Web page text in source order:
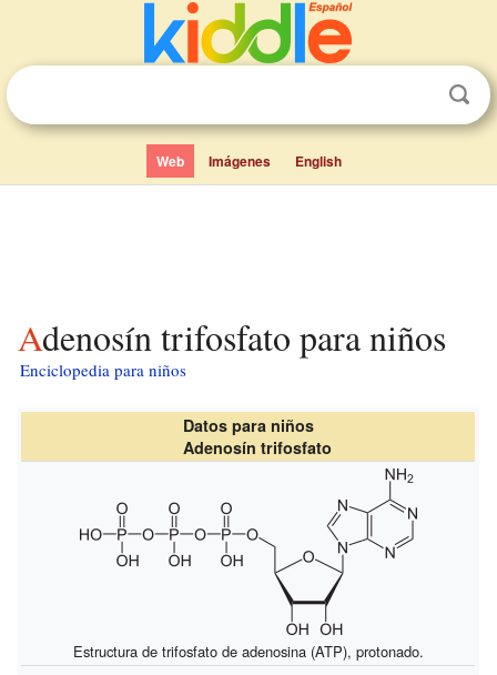
Web Imágenes English
Adenosín trifosfato para niños
Enciclopedia para niños
Datos para niños
Adenosín trifosfato
Estructura de trifosfato de adenosina (ATP), protonado.